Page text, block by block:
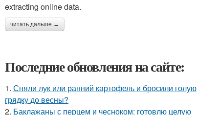
extracting online data.
читать дальше →
Последние обновления на сайте:
1. Сняли лук или ранний картофель и бросили голую
грядку до весны?
2. Баклажаны с перцем и чесноком: готовлю целую